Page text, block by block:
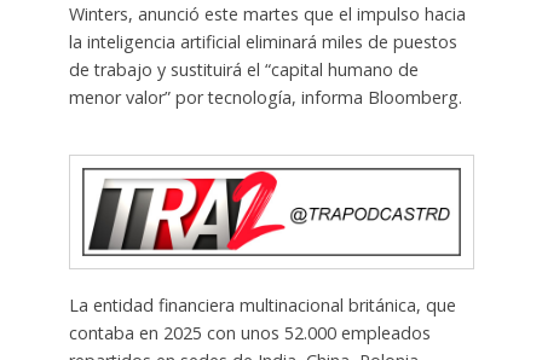
Winters, anunció este martes que el impulso hacia
la inteligencia artificial eliminará miles de puestos
de trabajo y sustituirá el “capital humano de
menor valor” por tecnología, informa Bloomberg.
La entidad financiera multinacional británica, que
contaba en 2025 con unos 52.000 empleados